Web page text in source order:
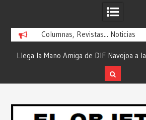
Columnas, Revistas... Noticias
Llega la Mano Amiga de DIF Navojoa a la
Ampliación Beltrones con la Feria de
Servicios… Desde: Redacción “El